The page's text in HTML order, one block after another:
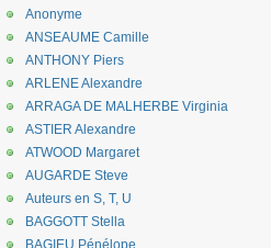
Anonyme
ANSEAUME Camille
ANTHONY Piers
ARLENE Alexandre
ARRAGA DE MALHERBE Virginia
ASTIER Alexandre
ATWOOD Margaret
AUGARDE Steve
Auteurs en S, T, U
BAGGOTT Stella
BAGIEU Pénélope